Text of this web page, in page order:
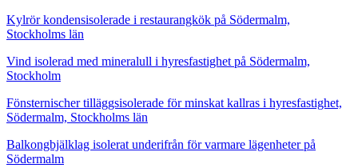
Kylrör kondensisolerade i restaurangkök på Södermalm,
Stockholms län
Vind isolerad med mineralull i hyresfastighet på Södermalm,
Stockholm
Fönsternischer tilläggsisolerade för minskat kallras i hyresfastighet,
Södermalm, Stockholms län
Balkongbjälklag isolerat underifrån för varmare lägenheter på
Södermalm